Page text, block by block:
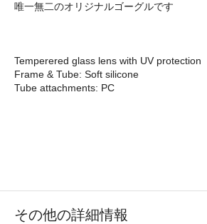
唯一無二のオリジナルゴーグルです
Temperered glass lens with UV protection
Frame & Tube: Soft silicone
Tube attachments: PC
その他の詳細情報